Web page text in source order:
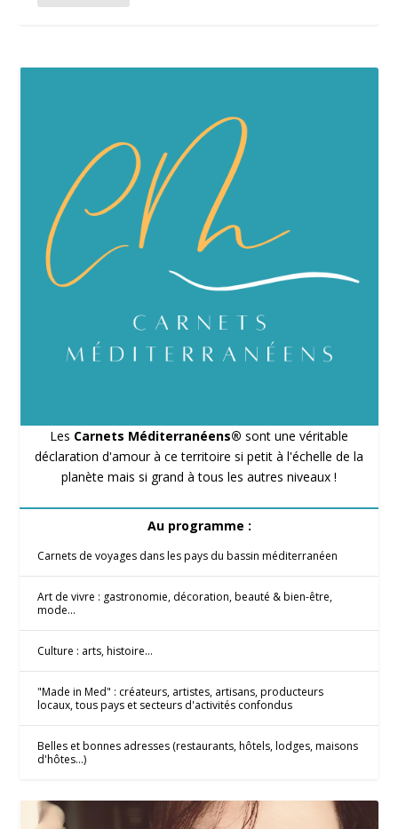
Les Carnets Méditerranéens® sont une véritable
déclaration d'amour à ce territoire si petit à l'échelle de la
planète mais si grand à tous les autres niveaux !
Au programme :
Carnets de voyages dans les pays du bassin méditerranéen
Art de vivre : gastronomie, décoration, beauté & bien-être,
mode...
Culture : arts, histoire...
"Made in Med" : créateurs, artistes, artisans, producteurs
locaux, tous pays et secteurs d'activités confondus
Belles et bonnes adresses (restaurants, hôtels, lodges, maisons
d'hôtes...)